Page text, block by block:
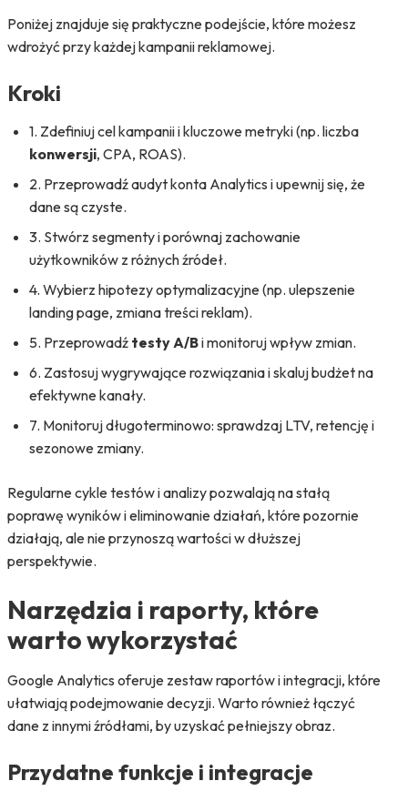
Poniżej znajduje się praktyczne podejście, które możesz
wdrożyć przy każdej kampanii reklamowej.
Kroki
1. Zdefiniuj cel kampanii i kluczowe metryki (np. liczba
konwersji, CPA, ROAS).
2. Przeprowadź audyt konta Analytics i upewnij się, że
dane są czyste.
3. Stwórz segmenty i porównaj zachowanie
użytkowników z różnych źródeł.
4. Wybierz hipotezy optymalizacyjne (np. ulepszenie
landing page, zmiana treści reklam).
5. Przeprowadź testy A/Bi monitoruj wpływ zmian.
6. Zastosuj wygrywające rozwiązania i skaluj budżet na
efektywne kanały.
7. Monitoruj długoterminowo: sprawdzaj LTV, retencję i
sezonowe zmiany.
Regularne cykle testów i analizy pozwalają na stałą
poprawę wyników i eliminowanie działań, które pozornie
działają, ale nie przynoszą wartości w dłuższej
perspektywie.
Narzędzia i raporty, które
warto wykorzystać
Google Analytics oferuje zestaw raportów i integracji, które
ułatwiają podejmowanie decyzji. Warto również łączyć
dane z innymi źródłami, by uzyskać pełniejszy obraz.
Przydatne funkcje i integracje